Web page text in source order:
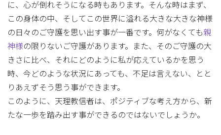
に、心が倒れそうになる時もあります。そんな時はまず、
この身体の中、そしてこの世界に溢れる大きな大きな神様
の日々のご守護を思い出す事が一番です。何がなくても親
神様の限りないご守護があります。また、そのご守護の大
きさに比べ、それにどのように私が応えているかを思う
時、今どのような状況にあっても、不足は言えない、とと
りあえずそう思う事ができます。
このように、天理教信者は、ポジティブな考え方から、新
たな一歩を踏み出す事ができるのではないでしょうか。